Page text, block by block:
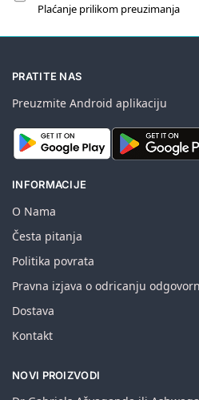
Plaćanje prilikom preuzimanja
PRATITE NAS
Preuzmite Android aplikaciju
INFORMACIJE
O Nama
Česta pitanja
Politika povrata
Pravna izjava o odricanju
Dostava
Kontakt
NOVI PROIZVODI